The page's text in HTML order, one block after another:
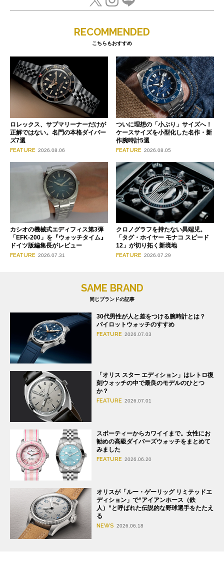
RECOMMENDED
こちらもおすすめ
ロレックス、サブマリーナーだけが
正解ではない。名門の本格ダイバー
ズ7選
FEATURE 2026.08.06
ついに理想の「小ぶり」サイズへ！
ケースサイズを小型化した名作・新
作腕時計5選
FEATURE 2026.08.05
カシオの機械式エディフィス第3弾
「EFK-200」を『ウォッチタイム』
ドイツ版編集長がレビュー
FEATURE 2026.07.31
クロノグラフを持たない異端児。
「タグ・ホイヤー モナコ スピード
12」が切り拓く新境地
FEATURE 2026.07.29
SAME BRAND
同じブランドの記事
30代男性が人と差をつける腕時計とは？
パイロットウォッチのすすめ
FEATURE 2026.07.03
「オリス スター エディション」はレトロ復
刻ウォッチの中で最良のモデルのひとつ
か？
FEATURE 2026.07.01
スポーティーからカワイイまで。女性にお
勧めの高級ダイバーズウォッチをまとめて
みました
FEATURE 2026.06.20
オリスが「ルー・ゲーリッグ リミテッドエ
ディション」で“アイアンホース（鉄
人）”と呼ばれた伝説的な野球選手をたたえ
る
NEWS 2026.06.18